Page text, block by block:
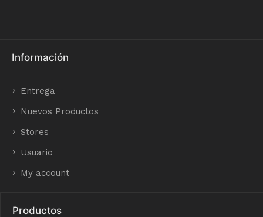
Información
Entrega
Nuevos Productos
Stores
Usuario
My account
Productos